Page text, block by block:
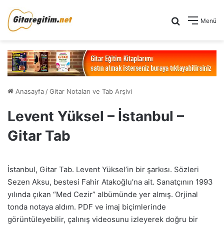
Menü
Arama yap
Anasayfa /Gitar Notaları ve Tab Arşivi
Levent Yüksel – İstanbul –
Gitar Tab
İstanbul, Gitar Tab. Levent Yüksel’in bir şarkısı. Sözleri
Sezen Aksu, bestesi Fahir Atakoğlu’na ait. Sanatçının 1993
yılında çıkan “Med Cezir” albümünde yer almış. Orjinal
tonda notaya aldım. PDF ve imaj biçimlerinde
görüntüleyebilir, çalınış videosunu izleyerek doğru bir